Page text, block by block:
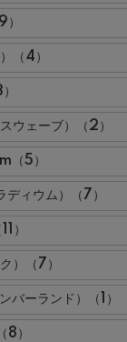
（4）
ェーブ）（2）
5）
ィウム）（7）
）
）（7）
ーランド）（1）
8）